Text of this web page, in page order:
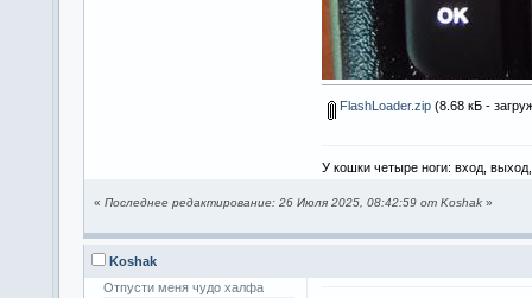
FlashLoader.zip(8.68 кБ -
У кошки четыре ноги: вход,
« Последнее редактирование: 26 Июля 2025, 08:42:59 от Koshak »
Koshak
Отпусти меня чудо халфа